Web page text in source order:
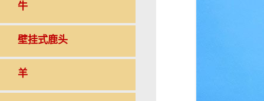
牛
壁挂式鹿头
羊